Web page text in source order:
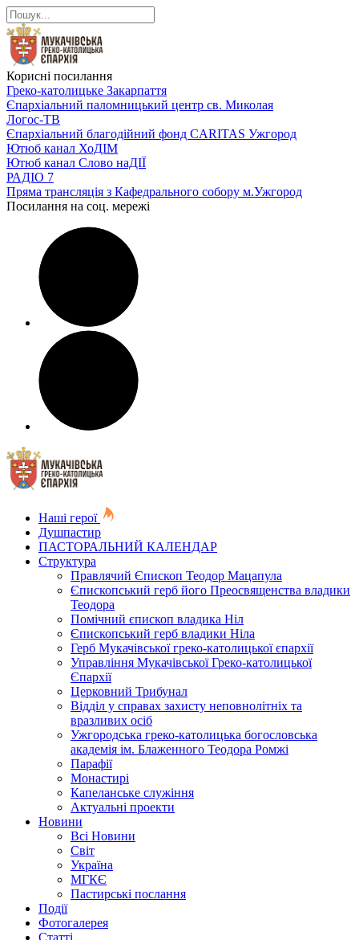
Корисні посилання
Греко-католицьке Закарпаття
Єпархіальний паломницький центр св. Миколая
Логос-ТВ
Єпархіальний благодійний фонд CARITAS Ужгород
Ютюб канал ХоДІМ
Ютюб канал Слово наДІЇ
РАДІО 7
Пряма трансляція з Кафедрального собору м.Ужгород
Посилання на соц. мережі
Наші герої
Душпастир
ПАСТОРАЛЬНИЙ КАЛЕНДАР
Структура
Правлячий Єпископ Теодор Мацапула
Єпископський герб його Преосвященства владики
Теодора
Помічний єпископ владика Ніл
Єпископський герб владики Ніла
Герб Мукачівської греко-католицької єпархії
Управління Мукачівської Греко-католицької
Єпархії
Церковний Трибунал
Відділ у справах захисту неповнолітніх та
вразливих осіб
Ужгородська греко-католицька богословська
академія ім. Блаженного Теодора Ромжі
Парафії
Монастирі
Капеланське служіння
Актуальні проекти
Новини
Всі Новини
Світ
Україна
МГКЄ
Пастирські послання
Події
Фотогалерея
Статті